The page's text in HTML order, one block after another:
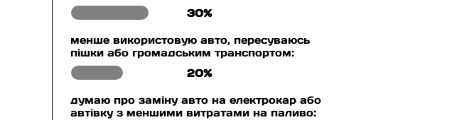
30%
менше використовую авто, пересуваюсь
пішки або громадським транспортом:
20%
думаю про заміну авто на електрокар або
автівку з меншими витратами на паливо: